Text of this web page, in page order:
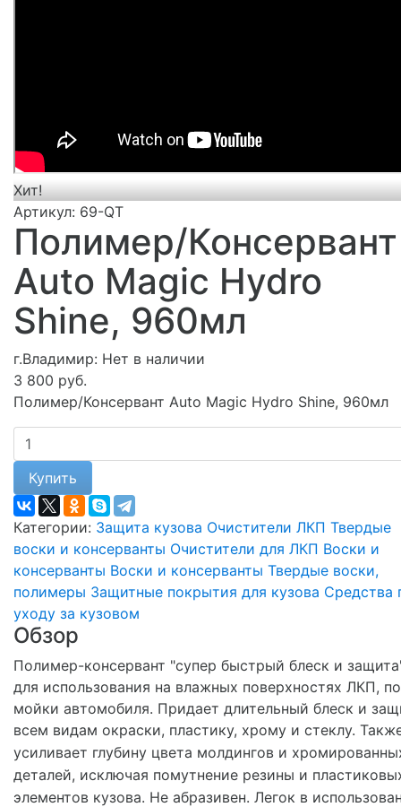
Хит!
Артикул: 69-QT
Полимер/Консервант
Auto Magic Hydro
Shine, 960мл
г.Владимир: Нет в наличии
3 800 руб.
Полимер/Консервант Auto Magic Hydro Shine, 960мл
Купить
Категории: Защита кузова Очистители ЛКП Твердые
воски и консерванты Очистители для ЛКП Воски и
консерванты Воски и консерванты Твердые воски,
полимеры Защитные покрытия для кузова Средства
уходу за кузовом
Обзор
Полимер-консервант "супер быстрый блеск и
для использования на влажных поверхностях ЛКП,
мойки автомобиля. Придает длительный блеск и
всем видам окраски, пластику, хрому и стеклу.
усиливает глубину цвета молдингов и
деталей, исключая помутнение резины и
элементов кузова. Не абразивен. Легок в